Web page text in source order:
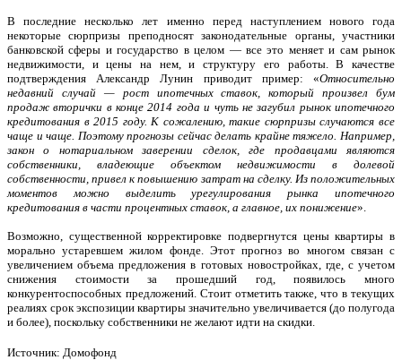
В последние несколько лет именно перед наступлением нового года
некоторые сюрпризы преподносят законодательные органы, участники
банковской сферы и государство в целом — все это меняет и сам рынок
недвижимости, и цены на нем, и структуру его работы. В качестве
подтверждения Александр Лунин приводит пример: «Относительно
недавний случай — рост ипотечных ставок, который произвел бум
продаж вторички в конце 2014 года и чуть не загубил рынок ипотечного
кредитования в 2015 году. К сожалению, такие сюрпризы случаются все
чаще и чаще. Поэтому прогнозы сейчас делать крайне тяжело. Например,
закон о нотариальном заверении сделок, где продавцами являются
собственники, владеющие объектом недвижимости в долевой
собственности, привел к повышению затрат на сделку. Из положительных
моментов можно выделить урегулирования рынка ипотечного
кредитования в части процентных ставок, а главное, их понижение».
Возможно, существенной корректировке подвергнутся цены квартиры в
морально устаревшем жилом фонде. Этот прогноз во многом связан с
увеличением объема предложения в готовых новостройках, где, с учетом
снижения стоимости за прошедший год, появилось много
конкурентоспособных предложений. Стоит отметить также, что в текущих
реалиях срок экспозиции квартиры значительно увеличивается (до полугода
и более), поскольку собственники не желают идти на скидки.
Источник: Домофонд